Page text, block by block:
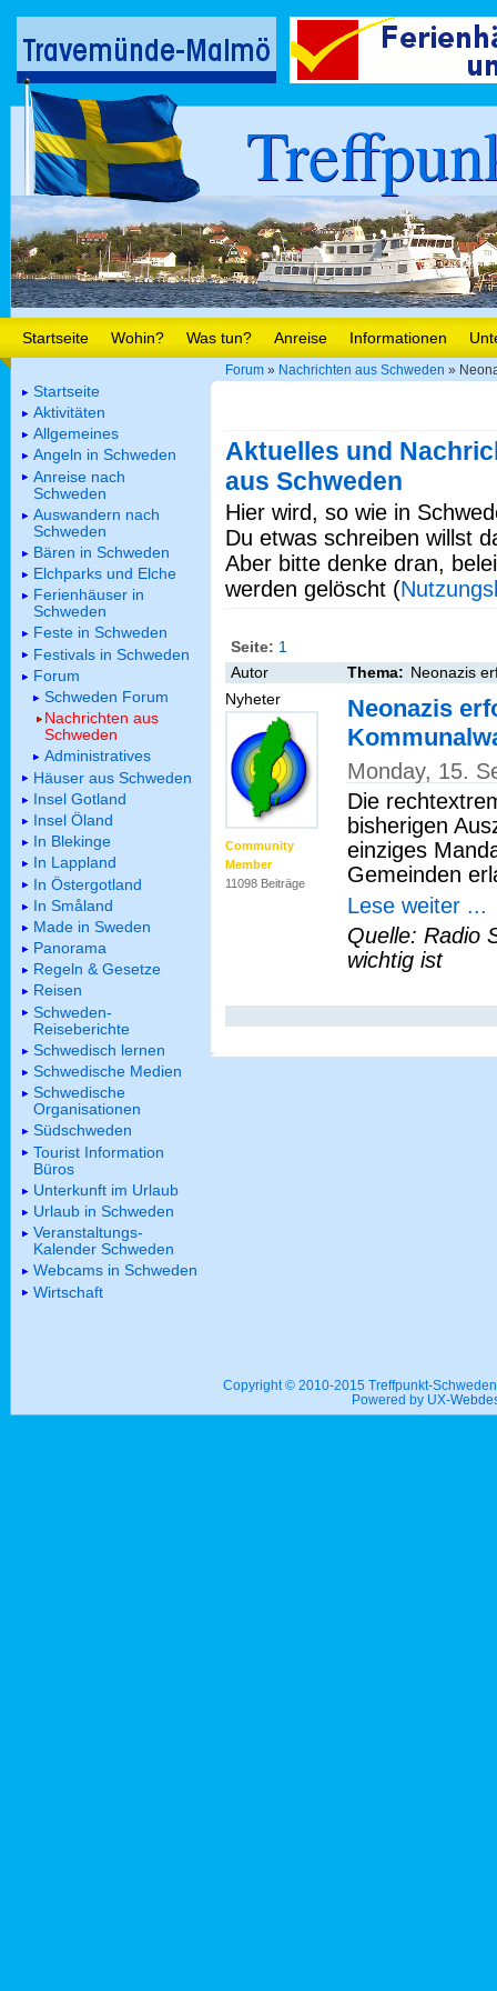
Startseite Wohin? Was tun? Anreise Informationen
Forum » Nachrichten aus Schweden »
Aktuelles und
aus Schweden
Hier wird, so wie in
Du etwas schreiben willst
Aber bitte denke dran,
werden gelöscht (
Seite: 1
Autor
Thema: Neonazis
Nyheter
Community
Member
11098 Beiträge
Neonazis
Monday, 15.
Die
bisherigen
einziges
Gemeinden
Lese weiter ...
Quelle: Radio
wichtig ist
Startseite
Aktivitäten
Allgemeines
Angeln in Schweden
Anreise nach
Schweden
Auswandern nach
Schweden
Bären in Schweden
Elchparks und Elche
Ferienhäuser in
Schweden
Feste in Schweden
Festivals in Schweden
Forum
Schweden Forum
Nachrichten aus
Schweden
Administratives
Häuser aus Schweden
Insel Gotland
Insel Öland
In Blekinge
In Lappland
In Östergotland
In Småland
Made in Sweden
Panorama
Regeln & Gesetze
Reisen
Schweden-
Reiseberichte
Schwedisch lernen
Schwedische Medien
Schwedische
Organisationen
Südschweden
Tourist Information
Büros
Unterkunft im Urlaub
Urlaub in Schweden
Veranstaltungs-
Kalender Schweden
Webcams in Schweden
Wirtschaft
Copyright © 2010-2015 Treffpunkt-
Powered by UX-